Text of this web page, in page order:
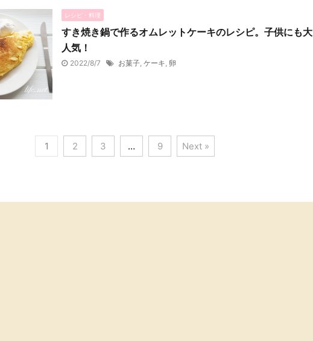
レシピ・料理
すき焼き鍋で作るオムレットケーキのレシピ。子供にも大
人気！
2022/8/7 お菓子 ケーキ 卵
1 2 3 … 9 Next »